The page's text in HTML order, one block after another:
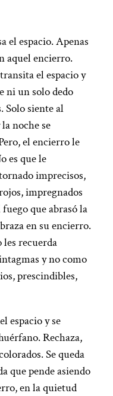
el espacio. Apenas
aquel encierro.
el espacio y
ni un solo dedo
Solo siente al
noche se
el encierro le
es que le
imprecisos,
impregnados
que abrasó la
en su encierro.
les recuerda
y no como
prescindibles,
espacio y se
Rechaza,
Se queda
que pende asiendo
en la quietud